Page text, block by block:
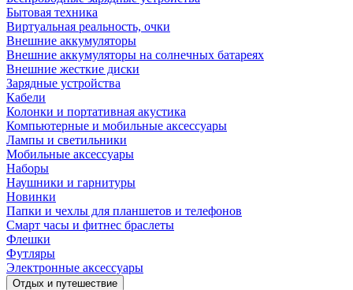
Бытовая техника
Виртуальная реальность, очки
Внешние аккумуляторы
Внешние аккумуляторы на солнечных батареях
Внешние жесткие диски
Зарядные устройства
Кабели
Колонки и портативная акустика
Компьютерные и мобильные аксессуары
Лампы и светильники
Мобильные аксессуары
Наборы
Наушники и гарнитуры
Новинки
Папки и чехлы для планшетов и телефонов
Смарт часы и фитнес браслеты
Флешки
Футляры
Электронные аксессуары
Отдых и путешествие